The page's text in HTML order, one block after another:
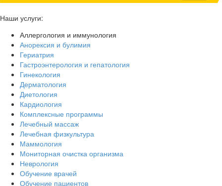
Наши услуги:
Аллергология и иммунология
Анорексия и булимия
Гериатрия
Гастроэнтерология и гепатология
Гинекология
Дерматология
Диетология
Кардиология
Комплексные программы
Лечебный массаж
Лечебная физкультура
Маммология
Мониторная очистка организма
Неврология
Обучение врачей
Обучение пациентов